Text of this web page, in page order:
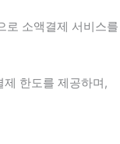
로 소액결제 서비스를
한도를 제공하며,